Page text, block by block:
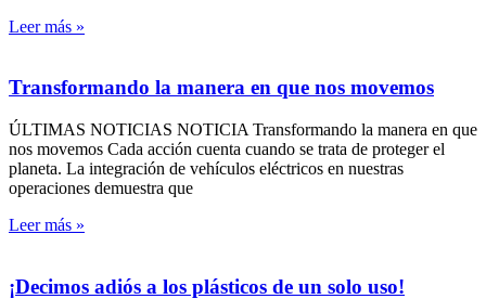
Leer más »
Transformando la manera en que nos movemos
ÚLTIMAS NOTICIAS NOTICIA Transformando la manera en que
nos movemos Cada acción cuenta cuando se trata de proteger el
planeta. La integración de vehículos eléctricos en nuestras
operaciones demuestra que
Leer más »
¡Decimos adiós a los plásticos de un solo uso!